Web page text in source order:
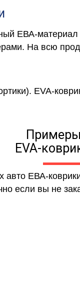
ЕВА-
На всю
EVA-
EVA-
авто ЕВА-
если вы не